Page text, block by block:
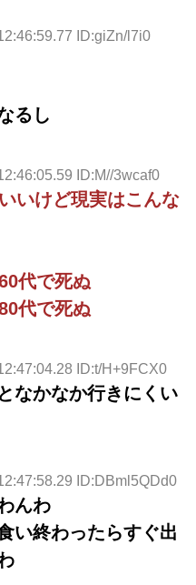
ID:giZn/l7i0
るし
ID:M//3wcaf0
いけど現実はこんな
代で死ぬ
代で死ぬ
ID:t/H+9FCX0
なかなか行きにくい
ID:DBml5QDd0
んわ
い終わったらすぐ出